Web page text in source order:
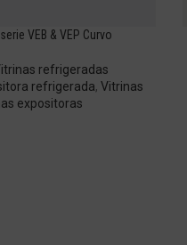
VEB & VEP Curvo
refrigeradas
refrigerada, Vitrinas
expositoras